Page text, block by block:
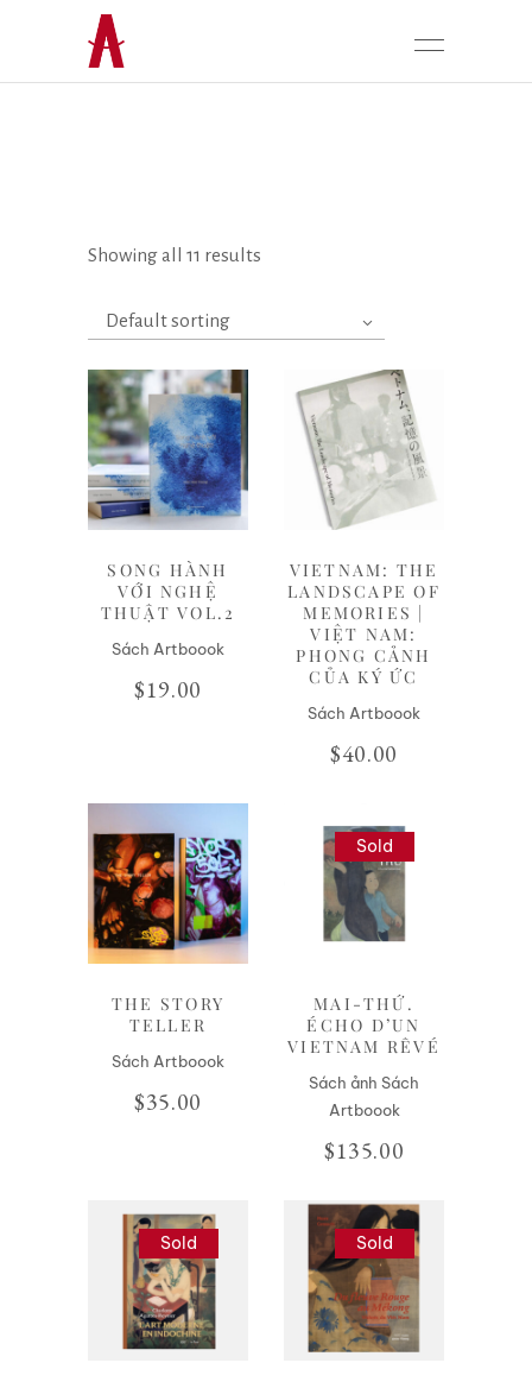
Showing all 11 results
Default sorting
Liên hệ
SONG HÀNH
VỚI NGHỆ
THUẬT VOL.2
Sách Artboook
$19.00
Liên hệ
VIETNAM: THE
LANDSCAPE OF
MEMORIES |
VIỆT NAM:
PHONG CẢNH
CỦA KÝ ỨC
Sách Artboook
$40.00
Liên hệ
THE STORY
TELLER
Sách Artboook
$35.00
Sold
Liên hệ
MAI-THỨ.
ÉCHO D’UN
VIETNAM RÊVÉ
Sách ảnh Sách
Artboook
$135.00
Sold
Liên hệ
Sold
Liên hệ